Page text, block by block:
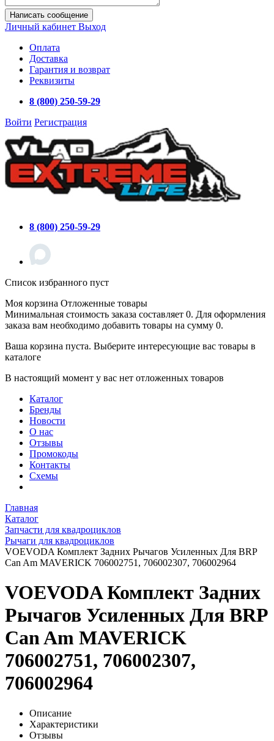
Написать сообщение
Личный кабинет Выход
Оплата
Доставка
Гарантия и возврат
Реквизиты
8 (800) 250-59-29
Войти Регистрация
8 (800) 250-59-29
Список избранного пуст
Моя корзина Отложенные товары
Минимальная стоимость заказа составляет 0. Для оформления
заказа вам необходимо добавить товары на сумму 0.
Ваша корзина пуста. Выберите интересующие вас товары в
каталоге
В настоящий момент у вас нет отложенных товаров
Каталог
Бренды
Новости
О нас
Отзывы
Промокоды
Контакты
Схемы
Главная
Каталог
Запчасти для квадроциклов
Рычаги для квадроциклов
VOEVODA Комплект Задних Рычагов Усиленных Для BRP
Can Am MAVERICK 706002751, 706002307, 706002964
VOEVODA Комплект Задних
Рычагов Усиленных Для BRP
Can Am MAVERICK
706002751, 706002307,
706002964
Описание
Характеристики
Отзывы